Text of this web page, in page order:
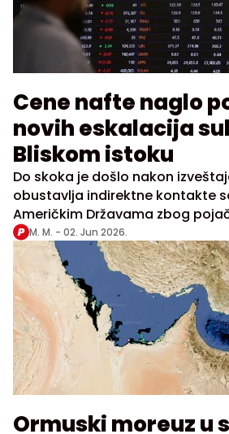
Cene nafte naglo
novih eskalacija
Bliskom istoku
Do skoka je došlo nakon
obustavlja indirektne kontakte
Američkim Državama zbog
vojnih operacija u Libanu
M. M. - 02. Jun 2026.
Ormuski moreuz u